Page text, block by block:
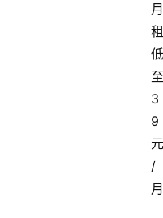
月
租
低
至
3
9
元
/
月